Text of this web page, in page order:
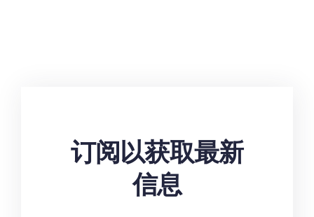
订阅以获取最新
信息